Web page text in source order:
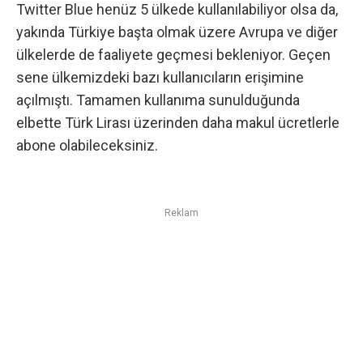
Twitter Blue henüz 5 ülkede kullanılabiliyor olsa da,
yakında Türkiye başta olmak üzere Avrupa ve diğer
ülkelerde de faaliyete geçmesi bekleniyor. Geçen
sene ülkemizdeki bazı kullanıcıların erişimine
açılmıştı. Tamamen kullanıma sunulduğunda
elbette Türk Lirası üzerinden daha makul ücretlerle
abone olabileceksiniz.
Reklam